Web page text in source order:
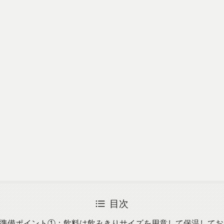
目次